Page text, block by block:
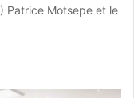
Patrice Motsepe et le